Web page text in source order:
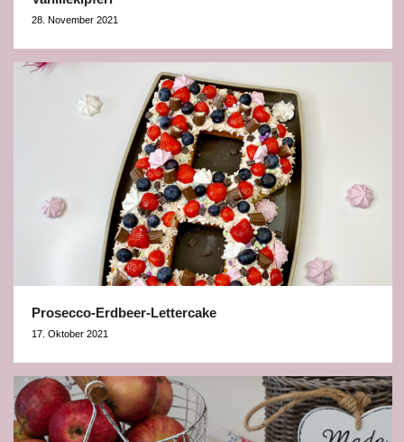
28. November 2021
Prosecco-Erdbeer-Lettercake
17. Oktober 2021